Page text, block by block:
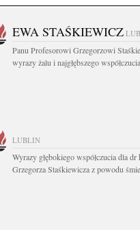
EWA STAŚKIEWICZ
Panu Profesorowi Grzegorzowi
wyrazy żalu i najgłębszego
LUBLIN
Wyrazy głębokiego współczucia dla dr
Grzegorza Staśkiewicza z powodu